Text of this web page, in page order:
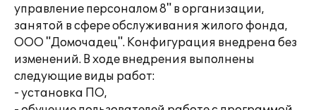
управление персоналом 8" в организации,
занятой в сфере обслуживания жилого фонда,
ООО "Домочадец". Конфигурация внедрена без
изменений. В ходе внедрения выполнены
следующие виды работ:
- установка ПО,